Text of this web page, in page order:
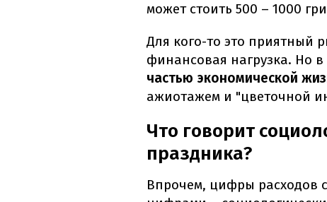
может стоить 500 – 1000
Для кого-то это приятный
финансовая нагрузка. Но
частью экономической
ажиотажем и "цветочной
Что говорит
праздника?
Впрочем, цифры расходов